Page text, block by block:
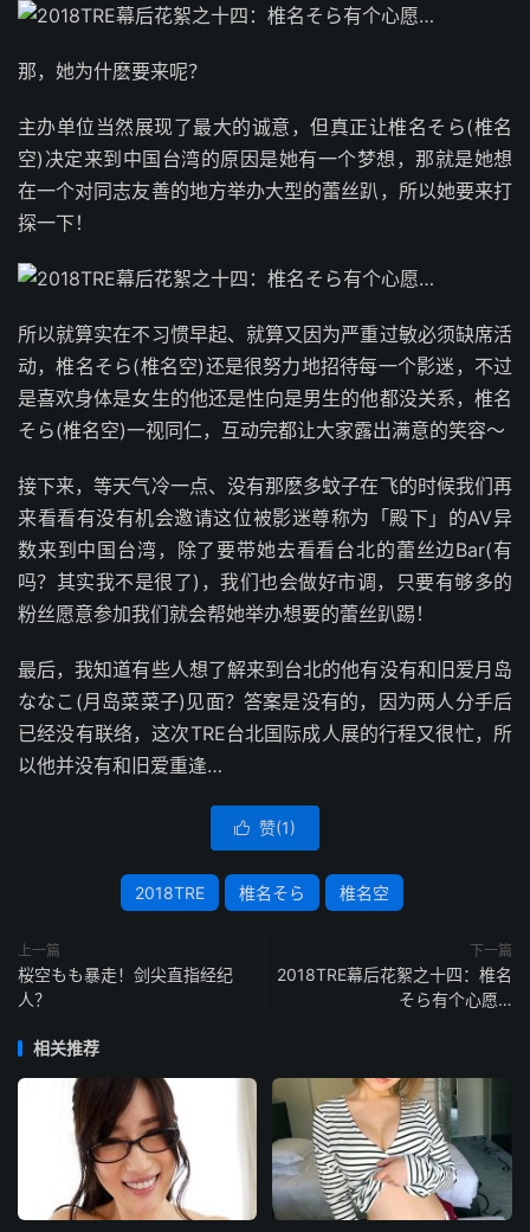
那，她为什麽要来呢？
主办单位当然展现了最大的诚意，但真正让椎名そら(椎名
空)决定来到中国台湾的原因是她有一个梦想，那就是她想
在一个对同志友善的地方举办大型的蕾丝趴，所以她要来打
探一下！
所以就算实在不习惯早起、就算又因为严重过敏必须缺席活
动，椎名そら(椎名空)还是很努力地招待每一个影迷，不过
是喜欢身体是女生的他还是性向是男生的他都没关系，椎名
そら(椎名空)一视同仁，互动完都让大家露出满意的笑容～
接下来，等天气冷一点、没有那麽多蚊子在飞的时候我们再
来看看有没有机会邀请这位被影迷尊称为「殿下」的AV异
数来到中国台湾，除了要带她去看看台北的蕾丝边Bar(有
吗？其实我不是很了)，我们也会做好市调，只要有够多的
粉丝愿意参加我们就会帮她举办想要的蕾丝趴踢！
最后，我知道有些人想了解来到台北的他有没有和旧爱月岛
ななこ(月岛菜菜子)见面？答案是没有的，因为两人分手后
已经没有联络，这次TRE台北国际成人展的行程又很忙，所
以他并没有和旧爱重逢…
 赞(1)
2018TRE 椎名そら 椎名空
上一篇
桜空もも暴走！剑尖直指经纪
人？
下一篇
2018TRE幕后花絮之十四：椎名
そら有个心愿…
相关推荐